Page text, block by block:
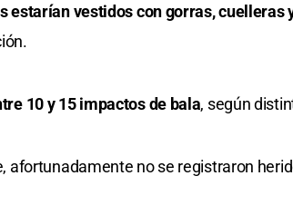
estarían vestidos con gorras, cuelleras
10 y 15 impactos de bala, según
afortunadamente no se registraron